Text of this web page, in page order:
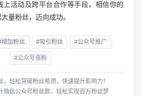
上活动及跨平台合作等手段，相信你的
量粉丝，迈向成功。
增加粉丝 #吸引粉丝 #公众号推广
#公众号涨粉
轻松突破粉丝瓶颈，快速提升影响力！
微信公众号粉丝数，轻松实现百万粉丝梦